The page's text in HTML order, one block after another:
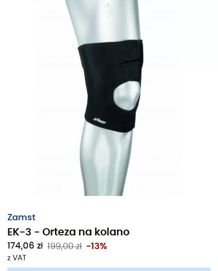
Zamst
EK-3 - Orteza na kolano
174,06 zł 199,00 zł -13%
z VAT
ustabilizować kolano i idealnie prowadzić rzepkę
ortezę na kolano EK-3 od Zamst.
, które umożliwia optymalne
dopasowanie kompresji, zapewniając tym samym
doskonałe utrzymanie, które szanuje Twoją
EK-3 posiadaboczne dynamiczne wzmocnienia
elastycznej żywicy, które łączą stabilność z płynnością
ruchów. Jest również pokryta proteinami jedwabiu od